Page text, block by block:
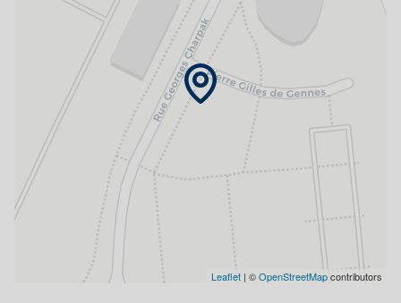
Leaflet | ©OpenStreetMapcontributors